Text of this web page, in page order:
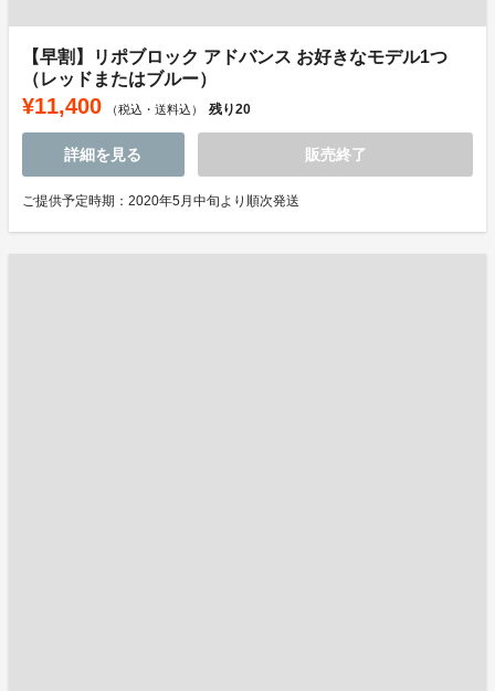
【早割】リポブロック アドバンス お好きなモデル1つ
（レッドまたはブルー）
¥11,400 （税込・送料込） 残り20
詳細を見る 販売終了
ご提供予定時期：2020年5月中旬より順次発送